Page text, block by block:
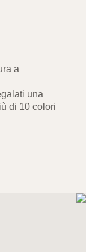
a
una
di 10 colori